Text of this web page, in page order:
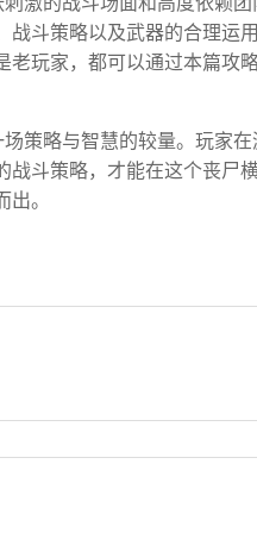
战斗策略以及武器的合理运
玩家，都可以通过本篇攻
策略与智慧的较量。玩家在
战斗策略，才能在这个丧尸
。